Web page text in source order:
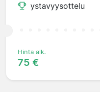
ystavyysottelu
Hinta alk.
75 €